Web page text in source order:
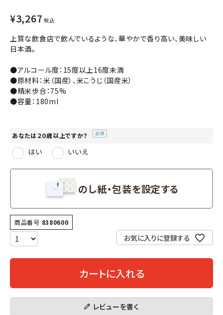
INFORMATION
ようこそ ゲスト 様
meeting_room ログイン
¥3,267 税込
上質な飲食店で飲んでいるような、華やかで香り高い、美味しい
日本酒。
●アルコール度：15度以上16度未満
●原材料：米（国産）、米こうじ（国産米）
●精米歩合：75%
●容量：180ml
あなたは２０歳以上ですか？
はい いいえ
のし紙・包装を設定する
商品番号 8380600
お気に入りに登録する
カートに入れる
レビューを書く